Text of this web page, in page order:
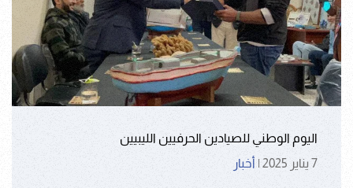
اليوم الوطني للصيادين الحرفيين الليبيين
7 يناير 2025
| أخبار